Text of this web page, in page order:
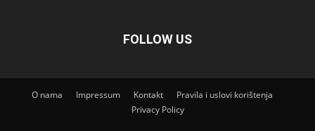
FOLLOW US
O nama Impressum Kontakt
Pravila i uslovi korištenja
Privacy Policy